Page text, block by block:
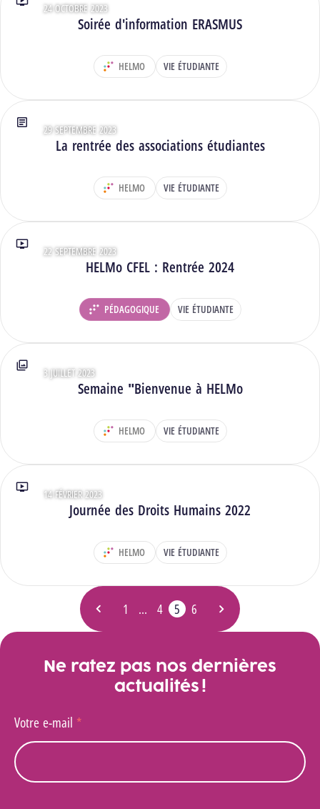
Soirée d'information ERASMUS
Type : Vidéos
24 OCTOBRE 2023
DÉPARTEMENT :
HELMO VIE ÉTUDIANTE
La rentrée des associations étudiantes
Type : Articles
29 SEPTEMBRE 2023
DÉPARTEMENT :
HELMO VIE ÉTUDIANTE
HELMo CFEL : Rentrée 2024
Type : Vidéos
22 SEPTEMBRE 2023
DÉPARTEMENT :
PÉDAGOGIQUE VIE ÉTUDIANTE
Semaine "Bienvenue à HELMo
Type : Photos
3 JUILLET 2023
DÉPARTEMENT :
HELMO VIE ÉTUDIANTE
Journée des Droits Humains 2022
Type : Vidéos
14 FÉVRIER 2023
DÉPARTEMENT :
HELMO VIE ÉTUDIANTE
Page précédente
Page
1 …
Page
4
Page
5
- Page actuelle
Page
6
Page suivante
Ne ratez pas nos dernières
actualités !
Votre e-mail *